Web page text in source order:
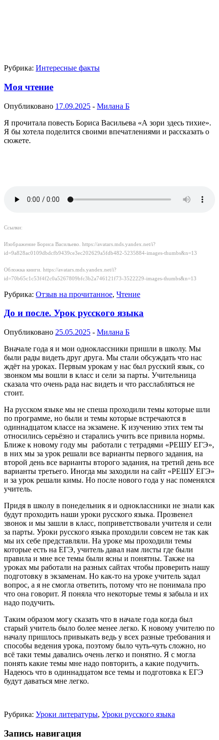
Рубрика: Интересные факты
Моя чтение
Опубликовано 17.09.2025 - Милана Б
Я прочитала повесть Бориса Васильева «А зори здесь тихие».
Я бы хотела поделится своими впечатлениями и рассказать о
сюжете.
Ссылки:
Изображение Бориса Васильево. https://avatars.mds.yandex.net/i?
id=9a828ac0109dbdcfb9439ce3ec202629a5fdb482-5235884-images-thumbs&n=13
Обложка книги. https://avatars.mds.yandex.net/i?
id=70b65c1c53f4f2c0a5267809bfc3b2a746121f73-3522229-images-thumbs&n=13
Рубрика: Отзыв на прочитанное, Чтение
До и после. Урок русского языка
Опубликовано 25.05.2025 - Милана Б
Вначале года я и мои одноклассники пришли в школу. Мы
были рады видеть друг друга. Мы стали обсуждать что нас
ждёт на уроках. Первым урокам у нас был русский язык, со
звонком мы вошли в класс и сели за парты. Учительница
сказала что очень рада нас видеть и что расслабляться не
стоит.
На русском языке мы не спеша проходили темы которые шли
по программе, но были и темы которые встречаются в
одиннадцатом классе на экзамене. К изучению этих тем ты
относились серьёзно и старались учить все привила нормы.
Ближе к новому году мы работали с тетрадями «РЕШУ ЕГЭ»,
в них мы за урок решали все варианты первого задания, на
второй день все варианты второго задания, на третий день все
варианты третьего. Иногда мы заходили на сайт «РЕШУ ЕГЭ»
и за урок решали кимы. Но после нового года у нас поменялся
учитель.
Придя в школу в понедельник я и одноклассники не знали как
будут проходить наши уроки русского языка. Прозвенел
звонок и мы зашли в класс, поприветствовали учителя и сели
за парты. Уроки русского языка проходили совсем не так как
мы их себе представляли. На уроке мы проходили темы
которые есть на ЕГЭ, учитель давал нам листы где были
правила и мне все темы были ясны и понятны. Также на
уроках мы работали на разных сайтах чтобы проверить нашу
подготовку в экзаменам. Но как-то на уроке учитель задал
вопрос, а я не смогла ответить, потому что не понимала про
что она говорит. Я поняла что некоторые темы я забыла и их
надо подучить.
Таким образом могу сказать что в начале года когда был
старый учитель было более менее легко. К новому учителю по
началу пришлось привыкать ведь у всех разные требования и
способы ведения урока, поэтому было чуть-чуть сложно, но
всё таки темы давались очень легко и понятно. Я с могла
понять какие темы мне надо повторить, а какие подучить.
Надеюсь что в одиннадцатом все темы и подготовка к ЕГЭ
будут даваться мне легко.
Рубрика: Уроки литературы, Уроки русского языка
Запись навигация